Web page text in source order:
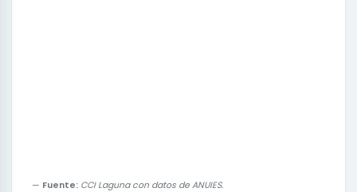
Fuente: CCI Laguna con datos de ANUIES.